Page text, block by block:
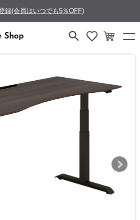
録(会員はいつでも5％OFF)